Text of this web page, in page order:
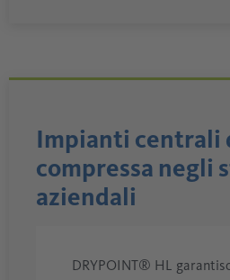
Impianti centrali
compressa negli
aziendali
DRYPOINT® HL